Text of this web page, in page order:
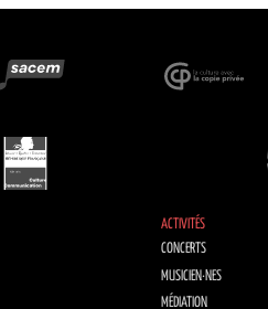
ACTIVITÉS
CONCERTS
MUSICIEN·NES
MÉDIATION